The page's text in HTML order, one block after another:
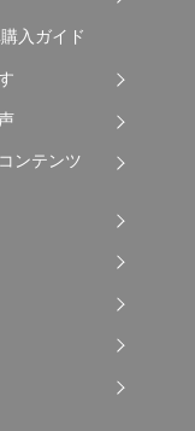
入ガイド
ンテンツ